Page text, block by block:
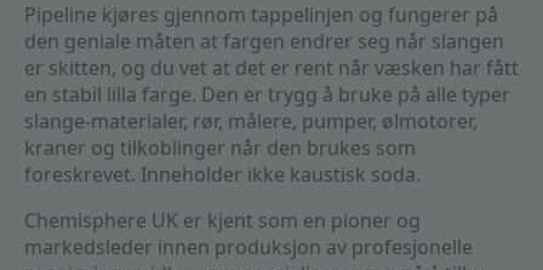
Pipeline kjøres gjennom tappelinjen og fungerer på
den geniale måten at fargen endrer seg når slangen
er skitten, og du vet at det er rent når væsken har fått
en stabil lilla farge. Den er trygg å bruke på alle typer
slange-materialer, rør, målere, pumper, ølmotorer,
kraner og tilkoblinger når den brukes som
foreskrevet. Inneholder ikke kaustisk soda.
Chemisphere UK er kjent som en pioner og
markedsleder innen produksjon av profesjonelle